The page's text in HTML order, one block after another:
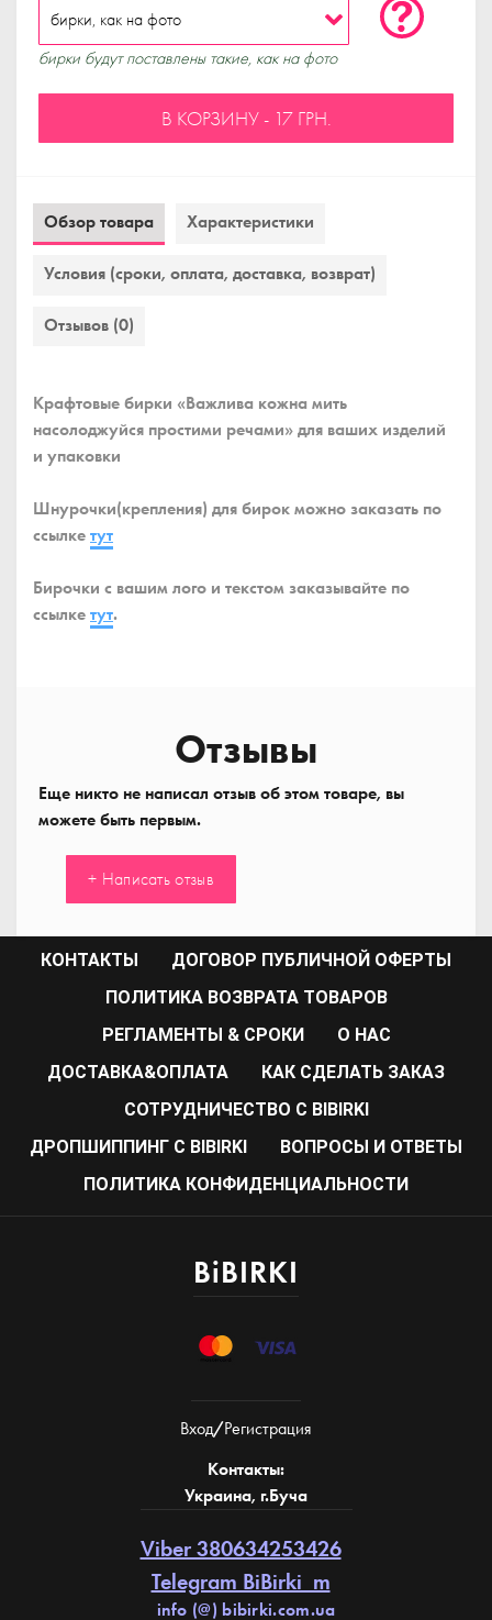
бирки будут поставлены такие, как на фото
В КОРЗИНУ - 17 ГРН.
Обзор товара Характеристики
Условия (сроки, оплата, доставка, возврат)
Отзывов (0)
Крафтовые бирки «Важлива кожна мить
насолоджуйся простими речами» для ваших изделий
и упаковки
Шнурочки(крепления) для бирок можно заказать по
ссылкетут
Бирочки с вашим лого и текстом заказывайте по
ссылкетут.
Отзывы
Еще никто не написал отзыв об этом товаре, вы
можете быть первым.
+ Написать отзыв
КОНТАКТЫ
ДОГОВОР ПУБЛИЧНОЙ ОФЕРТЫ
ПОЛИТИКА ВОЗВРАТА ТОВАРОВ
РЕГЛАМЕНТЫ & СРОКИ
О НАС
ДОСТАВКА&ОПЛАТА
КАК СДЕЛАТЬ ЗАКАЗ
CОТРУДНИЧЕСТВО С BIBIRKI
ДРОПШИППИНГ С BIBIRKI
ВОПРОСЫ И ОТВЕТЫ
ПОЛИТИКА КОНФИДЕНЦИАЛЬНОСТИ
BiBIRKI
Вход/Регистрация
Контакты:
Украина, г.Буча
Viber 380634253426
Telegram BiBirki_m
info (@) bibirki.com.ua